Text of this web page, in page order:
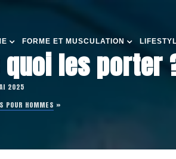
FORME ET MUSCULATION
quoi les porter
2025
POUR HOMMES »